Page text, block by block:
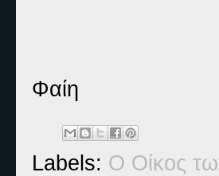
Φαίη
Labels: Ο Οίκος